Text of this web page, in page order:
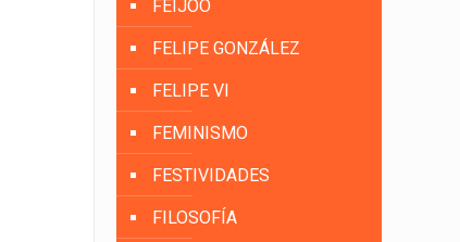
FEIJOO
FELIPE GONZÁLEZ
FELIPE VI
FEMINISMO
FESTIVIDADES
FILOSOFÍA